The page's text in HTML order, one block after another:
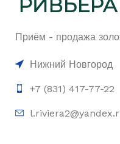
Приём - продажа
Нижний Новгород
+7 (831) 417-77-22